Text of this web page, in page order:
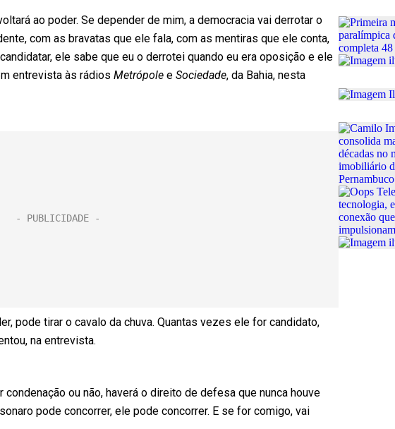
ao poder. Se depender de mim, a democracia vai derrotar o
com as bravatas que ele fala, com as mentiras que ele conta,
ele sabe que eu o derrotei quando eu era oposição e ele
entrevista às rádios Metrópole e Sociedade, da Bahia, nesta
pode tirar o cavalo da chuva. Quantas vezes ele for candidato,
na entrevista.
ou não, haverá o direito de defesa que nunca houve
pode concorrer, ele pode concorrer. E se for comigo, vai